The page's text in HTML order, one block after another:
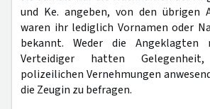
und Ke. angeben, von den übrigen
waren ihr lediglich Vornamen oder
bekannt. Weder die Angeklagten
Verteidiger hatten
polizeilichen Vernehmungen
die Zeugin zu befragen.